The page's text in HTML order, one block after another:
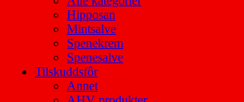
Hipposan
Mintsalve
Spenekrem
Spenesalve
Tilskuddsfôr
Annet